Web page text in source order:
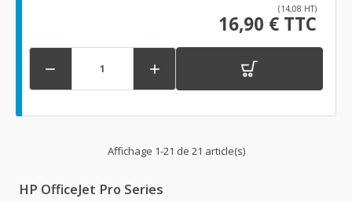
(14,08 HT)
16,90 € TTC
 
Affichage 1-21 de 21 article(s)
HP OfficeJet Pro Series